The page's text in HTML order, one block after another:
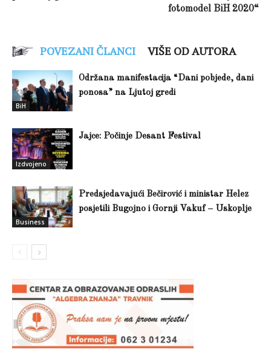
fotomodel BiH 2020“
POVEZANI ČLANCI VIŠE OD AUTORA
BiH
Održana manifestacija “Dani pobjede, dani
ponosa” na Ljutoj gredi
Izdvojeno
Jajce: Počinje Desant Festival
Business
Predsjedavajući Bečirović i ministar Helez
posjetili Bugojno i Gornji Vakuf – Uskoplje